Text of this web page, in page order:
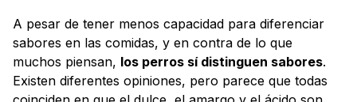
A pesar de tener menos capacidad para diferenciar
sabores en las comidas, y en contra de lo que
muchos piensan, los perros sí distinguen sabores.
Existen diferentes opiniones, pero parece que todas